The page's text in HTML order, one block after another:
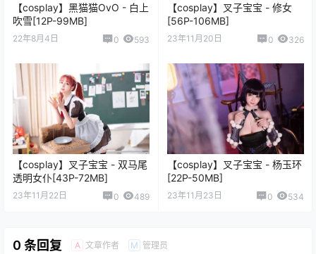
【cosplay】黑猫猫OvO - 白上
吹雪[12P-99MB]
22年8月4日 0 593
【cosplay】叉子宝宝 - 修女
[56P-106MB]
23年11月20日 0 326
【cosplay】叉子宝宝 - 双马尾
透明女仆[43P-72MB]
23年11月22日 0 489
【cosplay】叉子宝宝 - 杨玉环
[22P-50MB]
23年11月23日 0 534
0 条回复 A 文章作者 M 管理员